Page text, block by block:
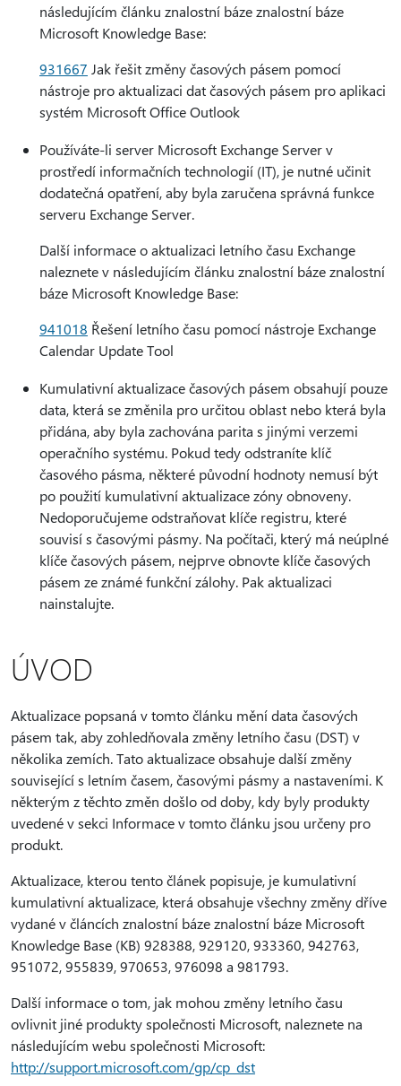
následujícím článku znalostní báze znalostní báze
Microsoft Knowledge Base:
931667 Jak řešit změny časových pásem pomocí
nástroje pro aktualizaci dat časových pásem pro aplikaci
systém Microsoft Office Outlook
Používáte-li server Microsoft Exchange Server v
prostředí informačních technologií (IT), je nutné učinit
dodatečná opatření, aby byla zaručena správná funkce
serveru Exchange Server.
Další informace o aktualizaci letního času Exchange
naleznete v následujícím článku znalostní báze znalostní
báze Microsoft Knowledge Base:
941018 Řešení letního času pomocí nástroje Exchange
Calendar Update Tool
Kumulativní aktualizace časových pásem obsahují pouze
data, která se změnila pro určitou oblast nebo která byla
přidána, aby byla zachována parita s jinými verzemi
operačního systému. Pokud tedy odstraníte klíč
časového pásma, některé původní hodnoty nemusí být
po použití kumulativní aktualizace zóny obnoveny.
Nedoporučujeme odstraňovat klíče registru, které
souvisí s časovými pásmy. Na počítači, který má neúplné
klíče časových pásem, nejprve obnovte klíče časových
pásem ze známé funkční zálohy. Pak aktualizaci
nainstalujte.
ÚVOD
Aktualizace popsaná v tomto článku mění data časových
pásem tak, aby zohledňovala změny letního času (DST) v
několika zemích. Tato aktualizace obsahuje další změny
související s letním časem, časovými pásmy a nastaveními. K
některým z těchto změn došlo od doby, kdy byly produkty
uvedené v sekci Informace v tomto článku jsou určeny pro
produkt.
Aktualizace, kterou tento článek popisuje, je kumulativní
kumulativní aktualizace, která obsahuje všechny změny dříve
vydané v článcích znalostní báze znalostní báze Microsoft
Knowledge Base (KB) 928388, 929120, 933360, 942763,
951072, 955839, 970653, 976098 a 981793.
Další informace o tom, jak mohou změny letního času
ovlivnit jiné produkty společnosti Microsoft, naleznete na
následujícím webu společnosti Microsoft:
http://support.microsoft.com/gp/cp_dst